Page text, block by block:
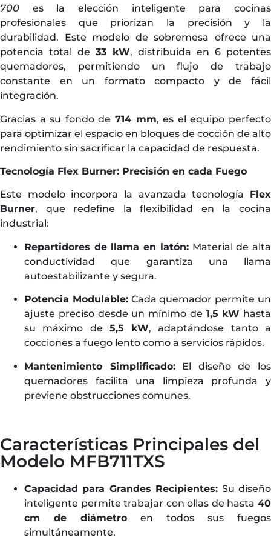
700 es la elección inteligente para cocinas
profesionales que priorizan la precisión y la
durabilidad. Este modelo de sobremesa ofrece una
potencia total de 33 kW, distribuida en 6 potentes
quemadores, permitiendo un flujo de trabajo
constante en un formato compacto y de fácil
integración.
Gracias a su fondo de 714 mm, es el equipo perfecto
para optimizar el espacio en bloques de cocción de alto
rendimiento sin sacrificar la capacidad de respuesta.
Tecnología Flex Burner: Precisión en cada Fuego
Este modelo incorpora la avanzada tecnología Flex
Burner, que redefine la flexibilidad en la cocina
industrial:
Repartidores de llama en latón:Material de alta
conductividad que garantiza una llama
autoestabilizante y segura.
Potencia Modulable:Cada quemador permite un
ajuste preciso desde un mínimo de 1,5 kW hasta
su máximo de 5,5 kW, adaptándose tanto a
cocciones a fuego lento como a servicios rápidos.
Mantenimiento Simplificado:El diseño de los
quemadores facilita una limpieza profunda y
previene obstrucciones comunes.
Características Principales del
Modelo MFB711TXS
Capacidad para Grandes Recipientes: Su diseño
inteligente permite trabajar con ollas de hasta 40
cm de diámetro en todos sus fuegos
simultáneamente.